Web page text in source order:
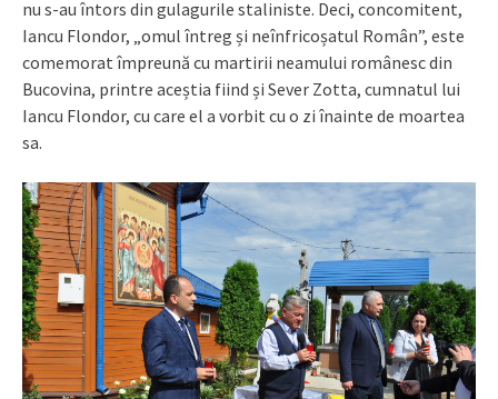
nu s-au întors din gulagurile staliniste. Deci, concomitent,
Iancu Flondor, „omul întreg și neînfricoșatul Român”, este
comemorat împreună cu martirii neamului românesc din
Bucovina, printre aceștia fiind și Sever Zotta, cumnatul lui
Iancu Flondor, cu care el a vorbit cu o zi înainte de moartea
sa.